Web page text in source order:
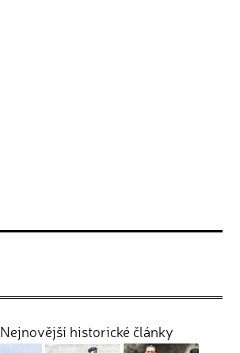
Nejnovější historické články